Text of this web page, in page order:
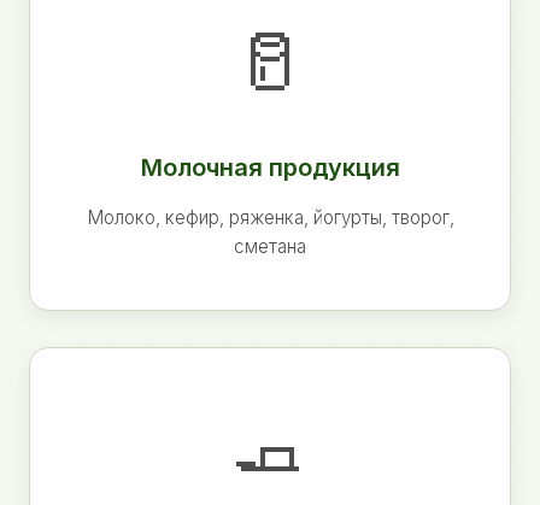
🥛
Молочная продукция
Молоко, кефир, ряженка, йогурты, творог,
сметана
🧈